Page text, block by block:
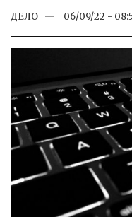
ДЕЛО 06/09/22 -